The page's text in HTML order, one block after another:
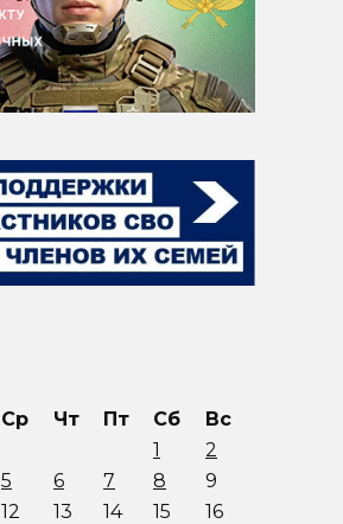
Ср Чт Пт Сб
Вс
1
2
5 6 7 8
9
12 13 14 15
16